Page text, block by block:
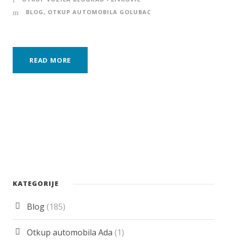
BLOG , OTKUP AUTOMOBILA GOLUBAC
READ MORE
KATEGORIJE
Blog(185)
Otkup automobila Ada (1)